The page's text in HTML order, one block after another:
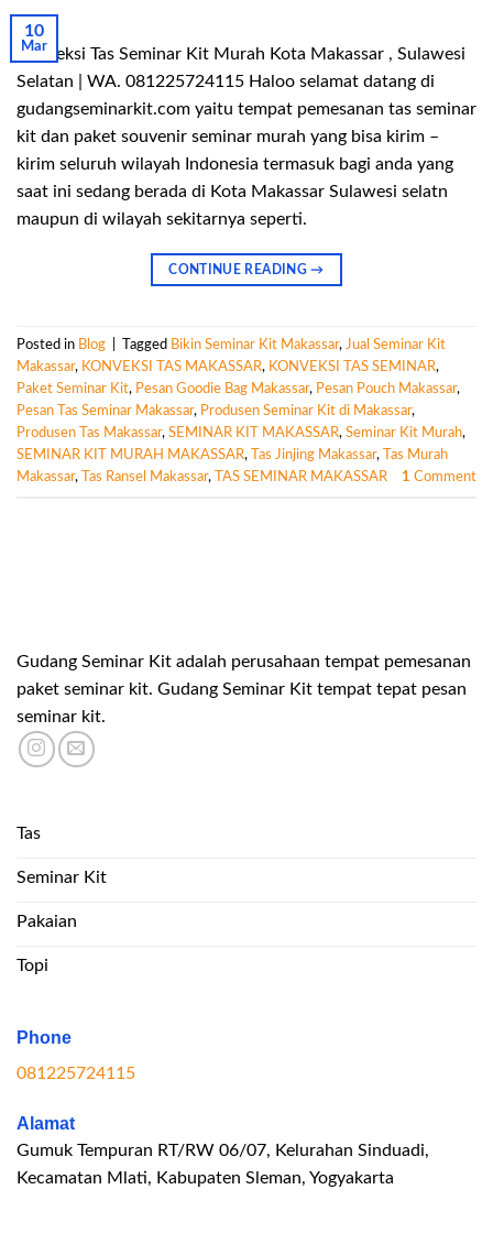
10
Mar
Konveksi Tas Seminar Kit Murah Kota Makassar , Sulawesi
Selatan | WA. 081225724115 Haloo selamat datang di
gudangseminarkit.com yaitu tempat pemesanan tas seminar
kit dan paket souvenir seminar murah yang bisa kirim –
kirim seluruh wilayah Indonesia termasuk bagi anda yang
saat ini sedang berada di Kota Makassar Sulawesi selatn
maupun di wilayah sekitarnya seperti.
CONTINUE READING→
Posted in Blog Tagged Bikin Seminar Kit Makassar, Jual Seminar Kit
Makassar, KONVEKSI TAS MAKASSAR, KONVEKSI TAS SEMINAR,
Paket Seminar Kit, Pesan Goodie Bag Makassar, Pesan Pouch Makassar,
Pesan Tas Seminar Makassar, Produsen Seminar Kit di Makassar,
Produsen Tas Makassar, SEMINAR KIT MAKASSAR, Seminar Kit Murah,
SEMINAR KIT MURAH MAKASSAR, Tas Jinjing Makassar,
Tas Murah
Makassar, Tas Ransel Makassar, TAS SEMINAR MAKASSAR 1 Comment
Gudang Seminar Kit adalah perusahaan tempat pemesanan
paket seminar kit. Gudang Seminar Kit tempat tepat pesan
seminar kit.
Tas
Seminar Kit
Pakaian
Topi
Phone
081225724115
Alamat
Gumuk Tempuran RT/RW 06/07, Kelurahan Sinduadi,
Kecamatan Mlati, Kabupaten Sleman, Yogyakarta